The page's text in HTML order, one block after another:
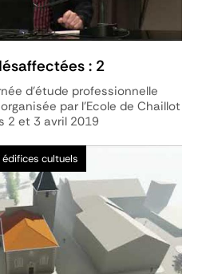
: 2
d'étude professionnelle
par l'Ecole de Chaillot
2 et 3 avril 2019
cultuels